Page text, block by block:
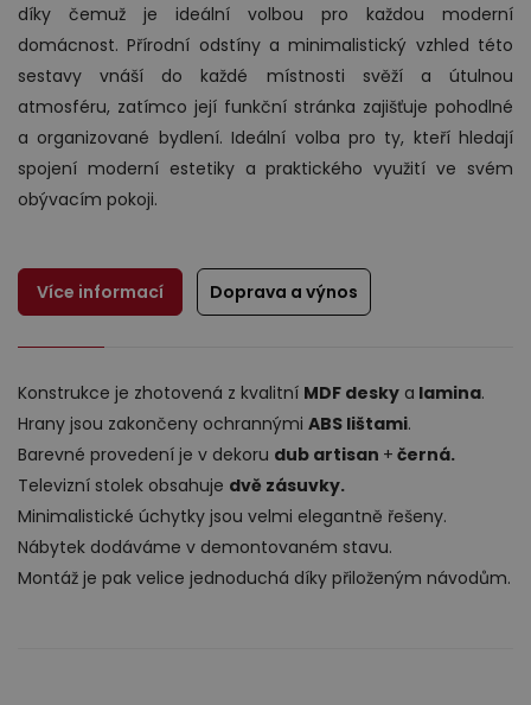
Novinky
Výprodej
díky čemuž je ideální volbou pro každou moderní
domácnost. Přírodní odstíny a minimalistický vzhled této
sestavy vnáší do každé místnosti svěží a útulnou
atmosféru, zatímco její funkční stránka zajišťuje pohodlné
a organizované bydlení. Ideální volba pro ty, kteří hledají
spojení moderní estetiky a praktického využití ve svém
obývacím pokoji.
Více informací Doprava a výnos
Konstrukce je zhotovená z kvalitní MDF desky a lamina.
Hrany jsou zakončeny ochrannými ABS lištami.
Barevné provedení je v dekoru dub artisan + černá.
Televizní stolek obsahuje dvě zásuvky.
Minimalistické úchytky jsou velmi elegantně řešeny.
Nábytek dodáváme v demontovaném stavu.
Montáž je pak velice jednoduchá díky přiloženým návodům.